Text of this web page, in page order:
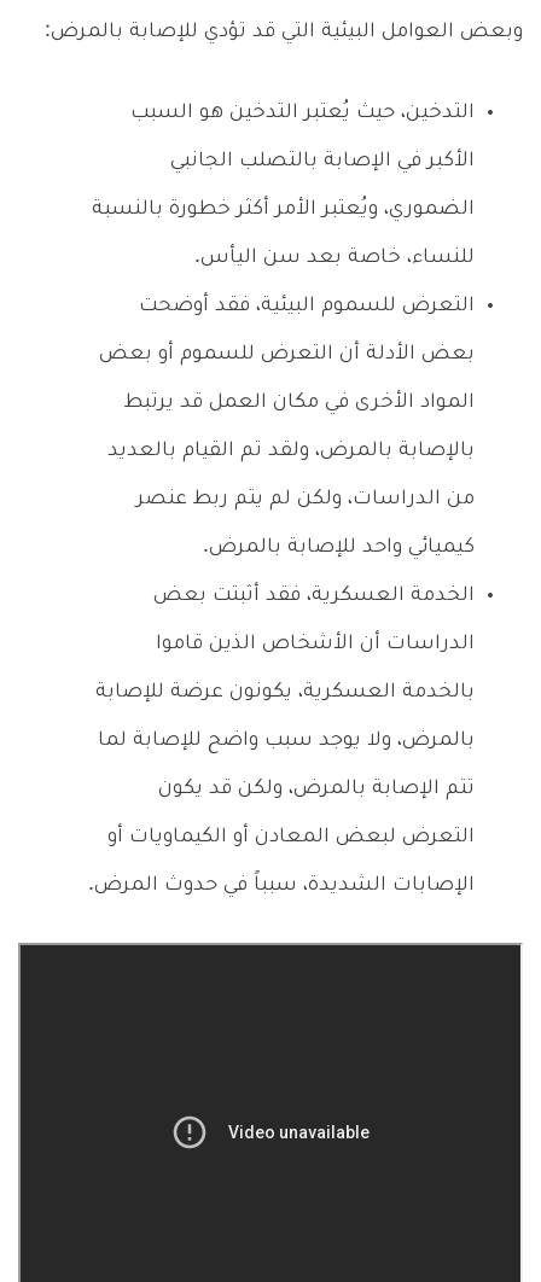
وبعض العوامل البيئية التي قد تؤدي للإصابة بالمرض:
التدخين، حيث يُعتبر التدخين هو السبب
الأكبر في الإصابة بالتصلب الجانبي
الضموري، ويُعتبر الأمر أكثر خطورة بالنسبة
للنساء، خاصة بعد سن اليأس.
التعرض للسموم البيئية، فقد أوضحت
بعض الأدلة أن التعرض للسموم أو بعض
المواد الأخرى في مكان العمل قد يرتبط
بالإصابة بالمرض، ولقد تم القيام بالعديد
من الدراسات، ولكن لم يتم ربط عنصر
كيميائي واحد للإصابة بالمرض.
الخدمة العسكرية، فقد أثبتت بعض
الدراسات أن الأشخاص الذين قاموا
بالخدمة العسكرية، يكونون عرضة للإصابة
بالمرض، ولا يوجد سبب واضح للإصابة لما
تتم الإصابة بالمرض، ولكن قد يكون
التعرض لبعض المعادن أو الكيماويات أو
الإصابات الشديدة، سبباً في حدوث المرض.